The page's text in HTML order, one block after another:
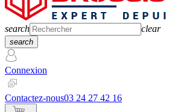
search clear
search
Connexion
Contactez-nous03 24 27 42 16